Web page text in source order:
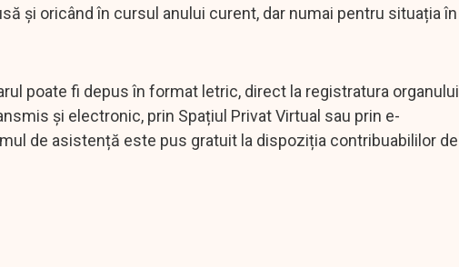
și oricând în cursul anului curent, dar numai pentru situația în
poate fi depus în format letric, direct la registratura organului
și electronic, prin Spațiul Privat Virtual sau prin e-
de asistență este pus gratuit la dispoziția contribuabililor de